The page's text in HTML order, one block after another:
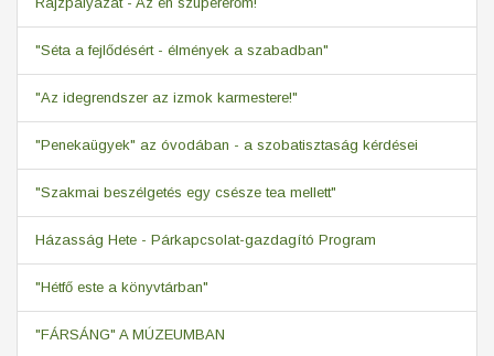
"Séta a fejlődésért - élmények a szabadban"
"Az idegrendszer az izmok karmestere!"
"Penekaügyek" az óvodában - a szobatisztaság kérdései
"Szakmai beszélgetés egy csésze tea mellett"
Házasság Hete - Párkapcsolat-gazdagító Program
"Hétfő este a könyvtárban"
"FÁRSÁNG" A MÚZEUMBAN